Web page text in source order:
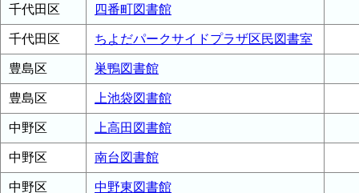
千代田区 四番町図書館
千代田区 ちよだパークサイドプラザ区民図書室
豊島区 巣鴨図書館
豊島区 上池袋図書館
中野区 上高田図書館
中野区 南台図書館
中野区
中野東図書館